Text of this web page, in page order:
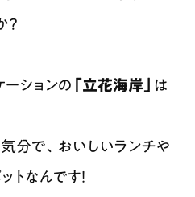
？
ションの 「立花海岸」
は
分で、おいしいランチや
トなんです！